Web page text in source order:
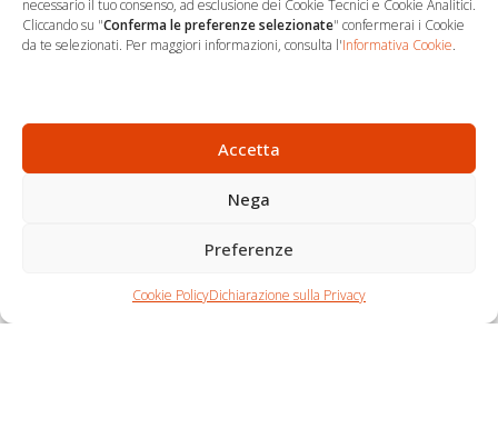
necessario il tuo consenso, ad esclusione dei Cookie Tecnici e Cookie Analitici.
Cliccando su "Conferma le preferenze selezionate" confermerai i Cookie
da te selezionati. Per maggiori informazioni, consulta l'Informativa Cookie.
Accetta
Nega
Preferenze
Cookie PolicyDichiarazione sulla Privacy
… Sede Operativa
06 9522 7890
info@studioargari.it
P.I. 17504191002
Seguici
Shop